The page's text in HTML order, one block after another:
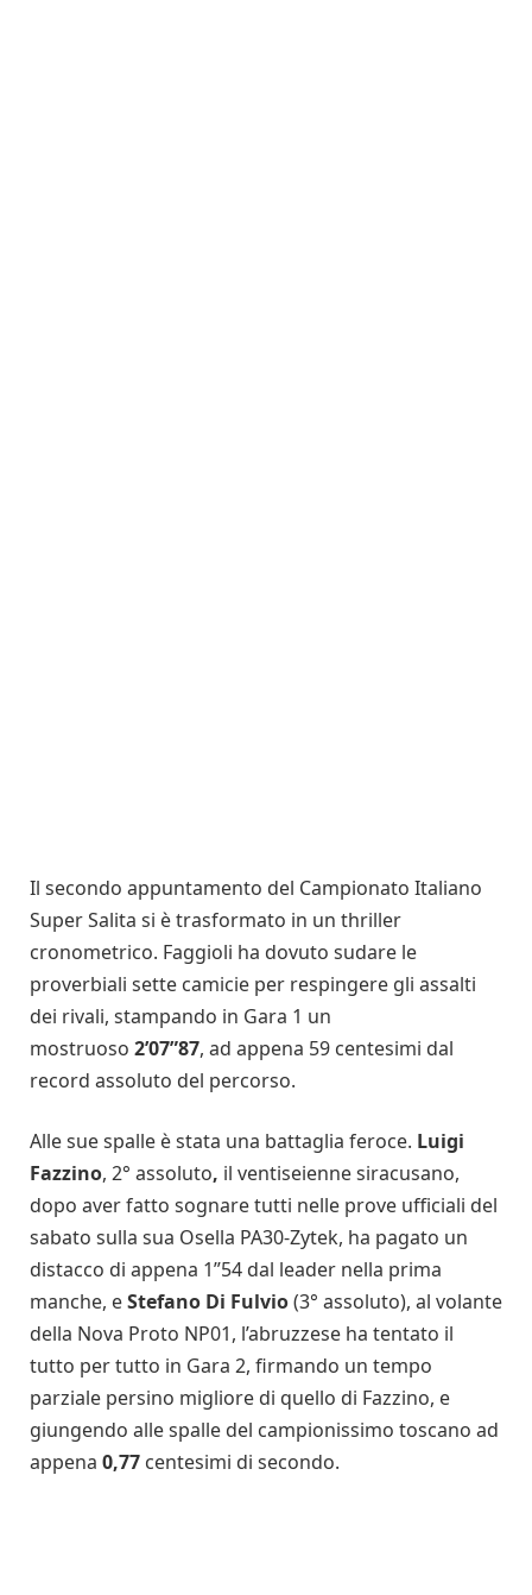
Il secondo appuntamento del Campionato Italiano
Super Salita si è trasformato in un thriller
cronometrico. Faggioli ha dovuto sudare le
proverbiali sette camicie per respingere gli assalti
dei rivali, stampando in Gara 1 un
mostruoso 2’07”87, ad appena 59 centesimi dal
record assoluto del percorso.
Alle sue spalle è stata una battaglia feroce. Luigi
Fazzino, 2° assoluto, il ventiseienne siracusano,
dopo aver fatto sognare tutti nelle prove ufficiali del
sabato sulla sua Osella PA30-Zytek, ha pagato un
distacco di appena 1”54 dal leader nella prima
manche, eStefano Di Fulvio(3° assoluto), al volante
della Nova Proto NP01, l’abruzzese ha tentato il
tutto per tutto in Gara 2, firmando un tempo
parziale persino migliore di quello di Fazzino, e
giungendo alle spalle del campionissimo toscano ad
appena 0,77 centesimi di secondo.